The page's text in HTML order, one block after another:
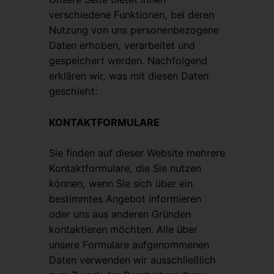
verschiedene Funktionen, bei deren
Nutzung von uns personenbezogene
Daten erhoben, verarbeitet und
gespeichert werden. Nachfolgend
erklären wir, was mit diesen Daten
geschieht:
KONTAKTFORMULARE
Sie finden auf dieser Website mehrere
Kontaktformulare, die Sie nutzen
können, wenn Sie sich über ein
bestimmtes Angebot informieren
oder uns aus anderen Gründen
kontaktieren möchten. Alle über
unsere Formulare aufgenommenen
Daten verwenden wir ausschließlich